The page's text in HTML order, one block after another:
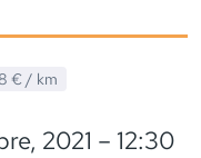
€ / km
2021 – 12:30